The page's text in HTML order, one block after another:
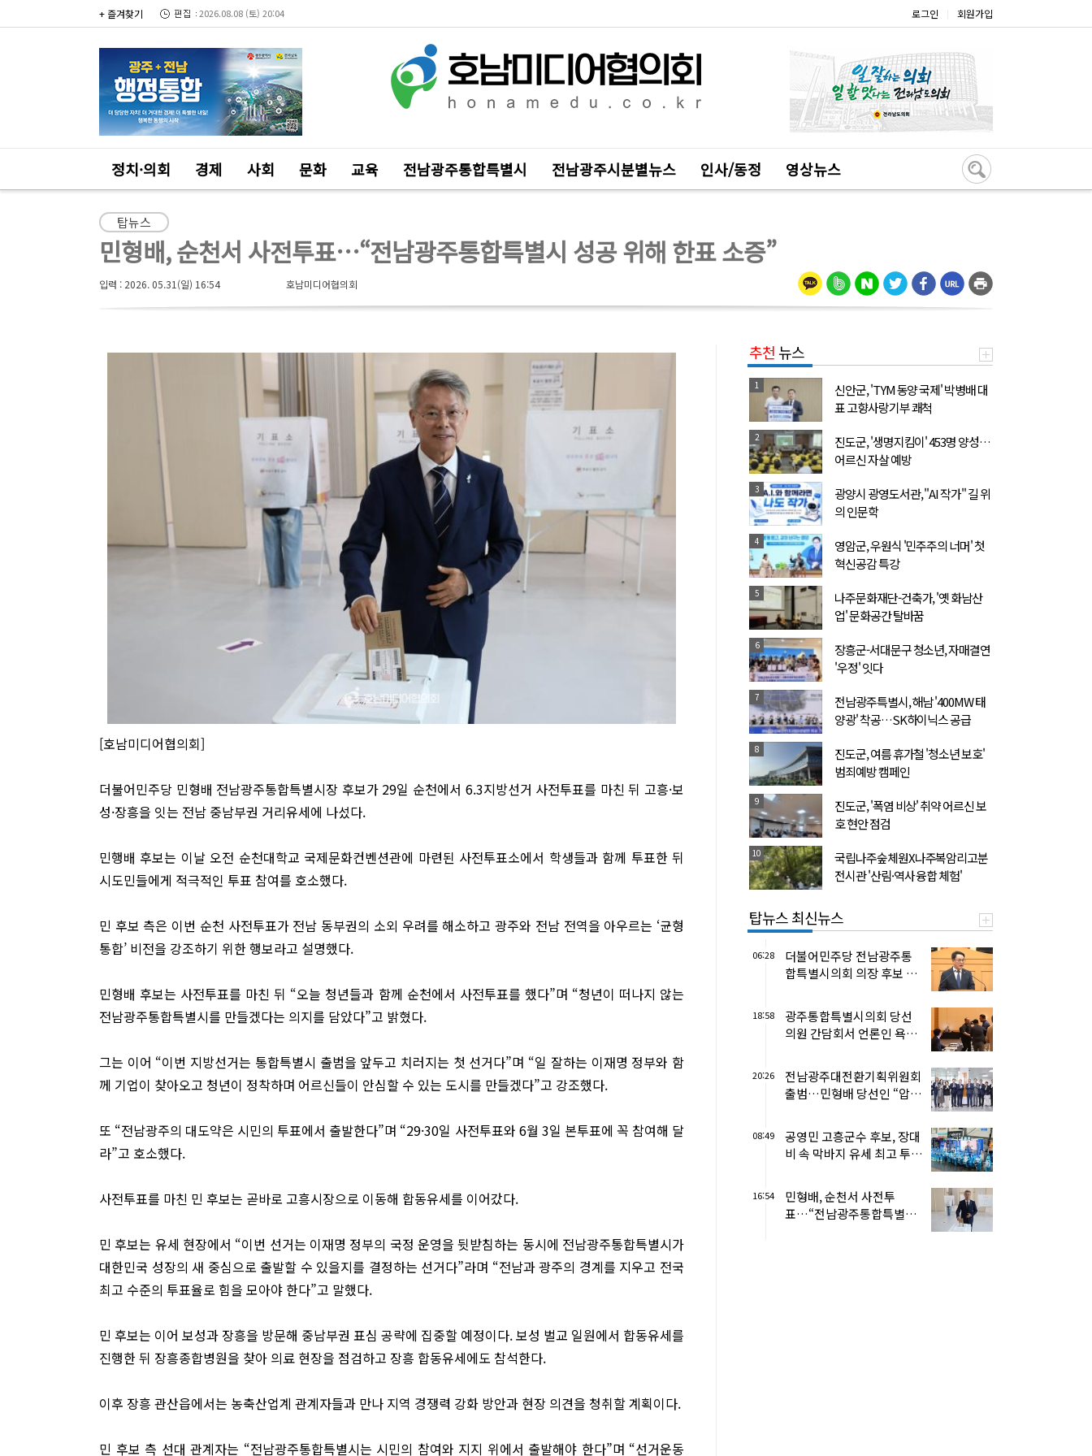
+ 즐겨찾기 2026.08.08 (토) 20:04 로그인 회원가입
정치·의회 경제 사회 문화 교육 전남광주통합특별시 전남광주시분별뉴스 인사/동정 영상뉴스
탑뉴스
민형배, 순천서 사전투표…“전남광주통합특별시 성공 위해 한표 소증”
입력 : 2026. 05.31(일) 16:54 호남미디어협의회
[호남미디어협의회]
더불어민주당 민형배 전남광주통합특별시장 후보가 29일 순천에서 6.3지방선거 사전투표를 마친 뒤 고흥·보
성·장흥을 잇는 전남 중남부권 거리유세에 나섰다.
민행배 후보는 이날 오전 순천대학교 국제문화컨벤션관에 마련된 사전투표소에서 학생들과 함께 투표한 뒤
시도민들에게 적극적인 투표 참여를 호소했다.
민 후보 측은 이번 순천 사전투표가 전남 동부권의 소외 우려를 해소하고 광주와 전남 전역을 아우르는 ‘균형
통합’ 비전을 강조하기 위한 행보라고 설명했다.
민형배 후보는 사전투표를 마친 뒤 “오늘 청년들과 함께 순천에서 사전투표를 했다”며 “청년이 떠나지 않는
전남광주통합특별시를 만들겠다는 의지를 담았다”고 밝혔다.
그는 이어 “이번 지방선거는 통합특별시 출범을 앞두고 치러지는 첫 선거다”며 “일 잘하는 이재명 정부와 함
께 기업이 찾아오고 청년이 정착하며 어르신들이 안심할 수 있는 도시를 만들겠다”고 강조했다.
또 “전남광주의 대도약은 시민의 투표에서 출발한다”며 “29·30일 사전투표와 6월 3일 본투표에 꼭 참여해 달
라”고 호소했다.
사전투표를 마친 민 후보는 곧바로 고흥시장으로 이동해 합동유세를 이어갔다.
민 후보는 유세 현장에서 “이번 선거는 이재명 정부의 국정 운영을 뒷받침하는 동시에 전남광주통합특별시가
대한민국 성장의 새 중심으로 출발할 수 있을지를 결정하는 선거다”라며 “전남과 광주의 경계를 지우고 전국
최고 수준의 투표율로 힘을 모아야 한다”고 말했다.
민 후보는 이어 보성과 장흥을 방문해 중남부권 표심 공략에 집중할 예정이다. 보성 벌교 일원에서 합동유세를
진행한 뒤 장흥종합병원을 찾아 의료 현장을 점검하고 장흥 합동유세에도 참석한다.
이후 장흥 관산읍에서는 농축산업계 관계자들과 만나 지역 경쟁력 강화 방안과 현장 의견을 청취할 계획이다.
민 후보 측 선대 관계자는 “전남광주통합특별시는 시민의 참여와 지지 위에서 출발해야 한다”며 “선거운동
추천 뉴스
1
신안군, 'TYM 동양 국제' 박병배 대
표 고향사랑기부 쾌척
2
진도군, '생명지킴이' 453명 양성…
어르신 자살 예방
3
광양시 광영도서관, "AI 작가" 길 위
의 인문학
4
영암군, 우원식 '민주주의 너머' 첫
혁신공감 특강
5
나주문화재단-건축가, '옛 화남산
업' 문화공간 탈바꿈
6
장흥군-서대문구 청소년, 자매결연
'우정' 잇다
7
전남광주특별시, 해남 '400MW 태
양광' 착공…SK하이닉스 공급
8
진도군, 여름 휴가철 '청소년 보호'
범죄예방 캠페인
9
진도군, '폭염 비상' 취약 어르신 보
호 현안 점검
10
국립나주숲체원X나주복암리고분
전시관 '산림·역사 융합 체험'
탑뉴스 최신뉴스
06:28
더불어민주당 전남광주통
합특별시의회 의장 후보 송
18:58
광주통합특별시의회 당선
의원 간담회서 언론인 욕설·
사...
20:26
전남광주대전환기획위원회
출범…민형배 당선인 “압도
08:49
공영민 고흥군수 후보, 장대
비 속 막바지 유세 최고 투표
16:54
민형배, 순천서 사전투
표…“전남광주통합특별시